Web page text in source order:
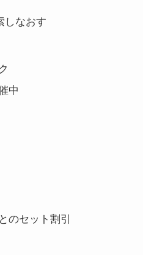
しなおす
中
のセット割引